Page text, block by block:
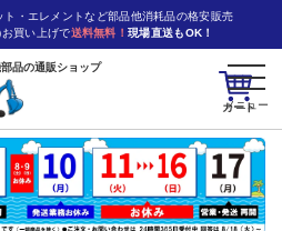
カート
・エレメントなど部品他消耗品の格安販売
お買い上げで送料無料！ 現場直送もOK！
品の通販ショップ